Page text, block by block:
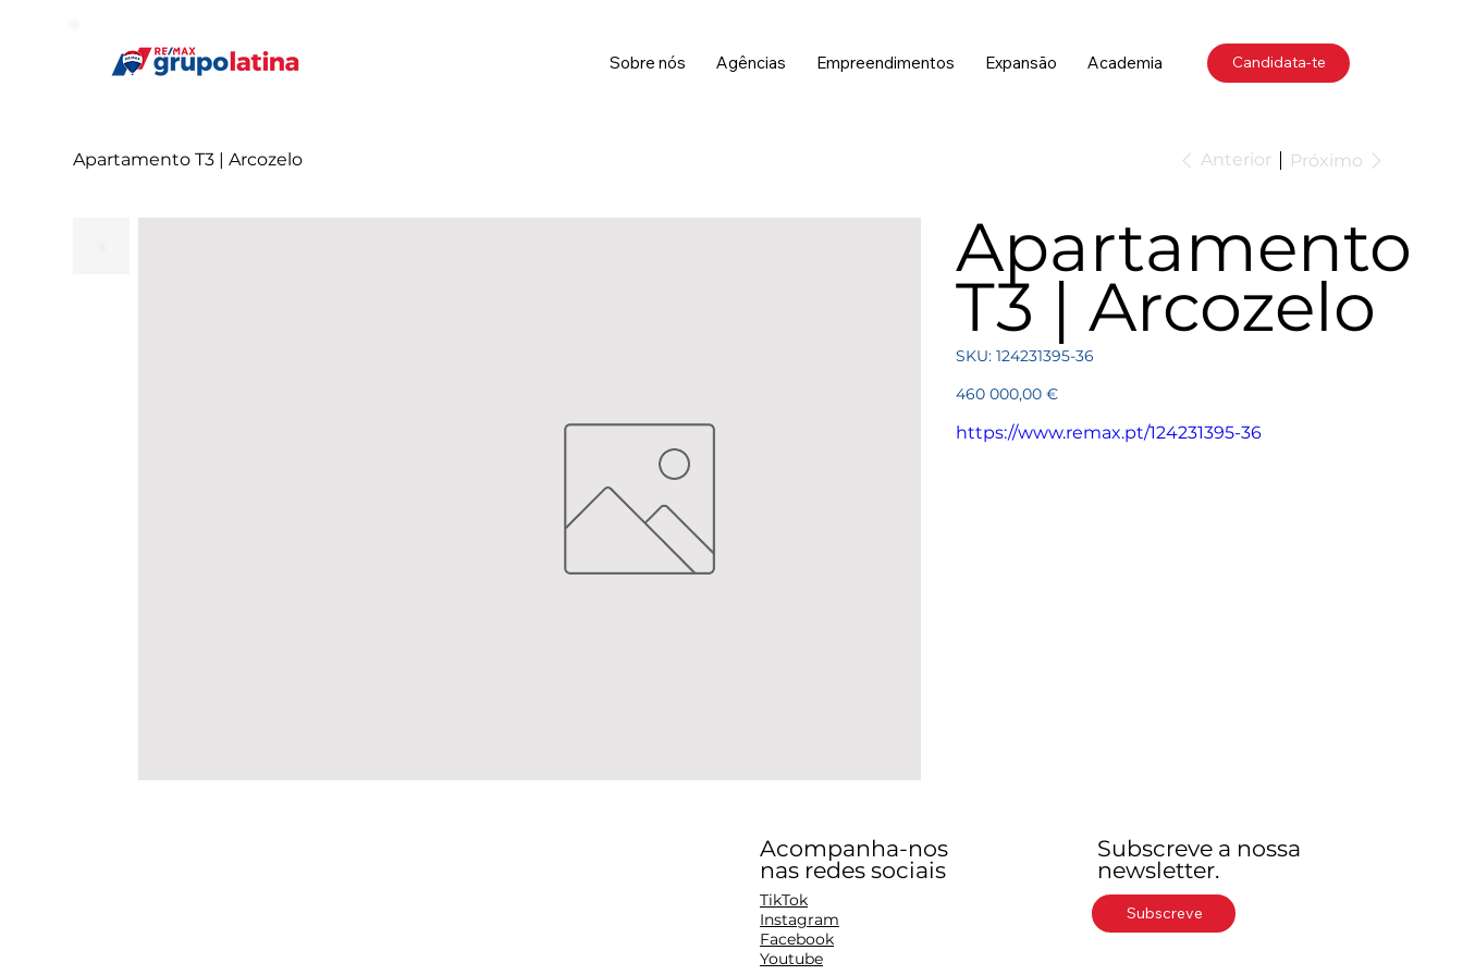
Sobre nós Agências Empreendimentos Expansão Academia Candidata-te
Apartamento T3 | Arcozelo Anterior Próximo
Apartamento
T3 | Arcozelo
SKU: SKU
124231395-
124231395-36
Preço
460 000,00 €
https://www.remax.pt/124231395-36
Acompanha-nos
nas redes sociais
TikTok
Instagram
Facebook
Youtube
Subscreve a nossa
newsletter.
Subscreve